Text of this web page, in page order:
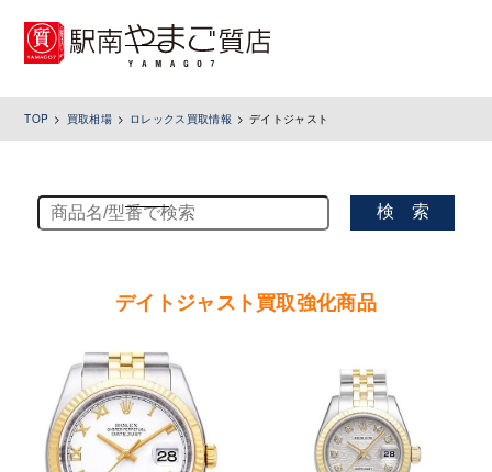
toggle
navigation
TOP 買取相場 ロレックス買取情報 デイトジャスト
検 索
デイトジャスト買取強化商品